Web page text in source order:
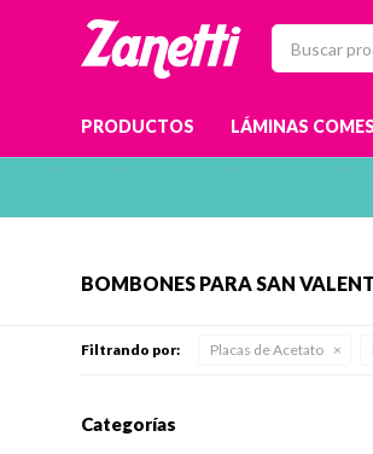
PRODUCTOS LÁMINAS
BOMBONES PARA SAN
Filtrando por: Placas de Acetato
Categorías